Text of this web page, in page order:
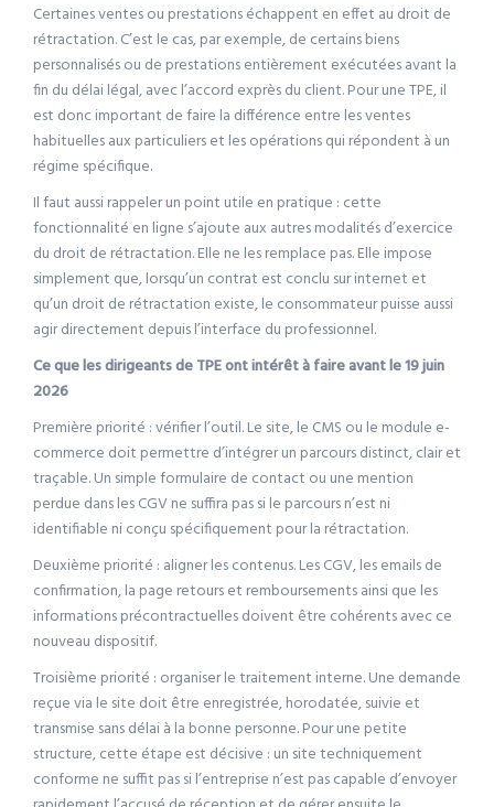
Certaines ventes ou prestations échappent en effet au droit de
rétractation. C’est le cas, par exemple, de certains biens
personnalisés ou de prestations entièrement exécutées avant la
fin du délai légal, avec l’accord exprès du client. Pour une TPE, il
est donc important de faire la différence entre les ventes
habituelles aux particuliers et les opérations qui répondent à un
régime spécifique.
Il faut aussi rappeler un point utile en pratique : cette
fonctionnalité en ligne s’ajoute aux autres modalités d’exercice
du droit de rétractation. Elle ne les remplace pas. Elle impose
simplement que, lorsqu’un contrat est conclu sur internet et
qu’un droit de rétractation existe, le consommateur puisse aussi
agir directement depuis l’interface du professionnel.
Ce que les dirigeants de TPE ont intérêt à faire avant le 19 juin
2026
Première priorité : vérifier l’outil. Le site, le CMS ou le module e-
commerce doit permettre d’intégrer un parcours distinct, clair et
traçable. Un simple formulaire de contact ou une mention
perdue dans les CGV ne suffira pas si le parcours n’est ni
identifiable ni conçu spécifiquement pour la rétractation.
Deuxième priorité : aligner les contenus. Les CGV, les emails de
confirmation, la page retours et remboursements ainsi que les
informations précontractuelles doivent être cohérents avec ce
nouveau dispositif.
Troisième priorité : organiser le traitement interne. Une demande
reçue via le site doit être enregistrée, horodatée, suivie et
transmise sans délai à la bonne personne. Pour une petite
structure, cette étape est décisive : un site techniquement
conforme ne suffit pas si l’entreprise n’est pas capable d’envoyer